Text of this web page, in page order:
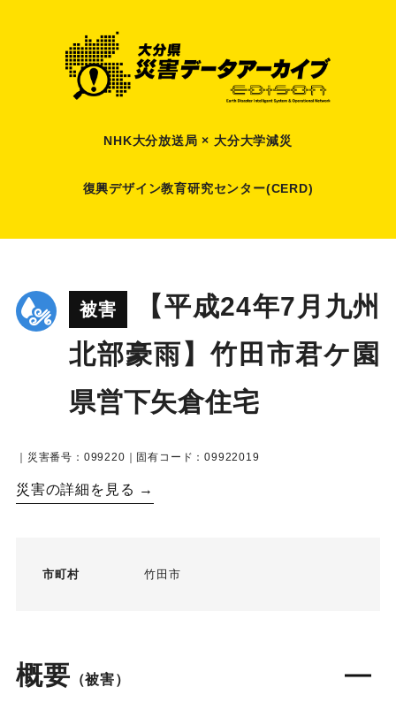
NHK大分放送局 × 大分大学減災
復興デザイン教育研究センター(CERD)
被害
【平成24年7月九州
北部豪雨】竹田市君ケ園
県営下矢倉住宅
｜災害番号：099220｜固有コード：09922019
災害の詳細を見る →
市町村 竹田市
概要 （被害）